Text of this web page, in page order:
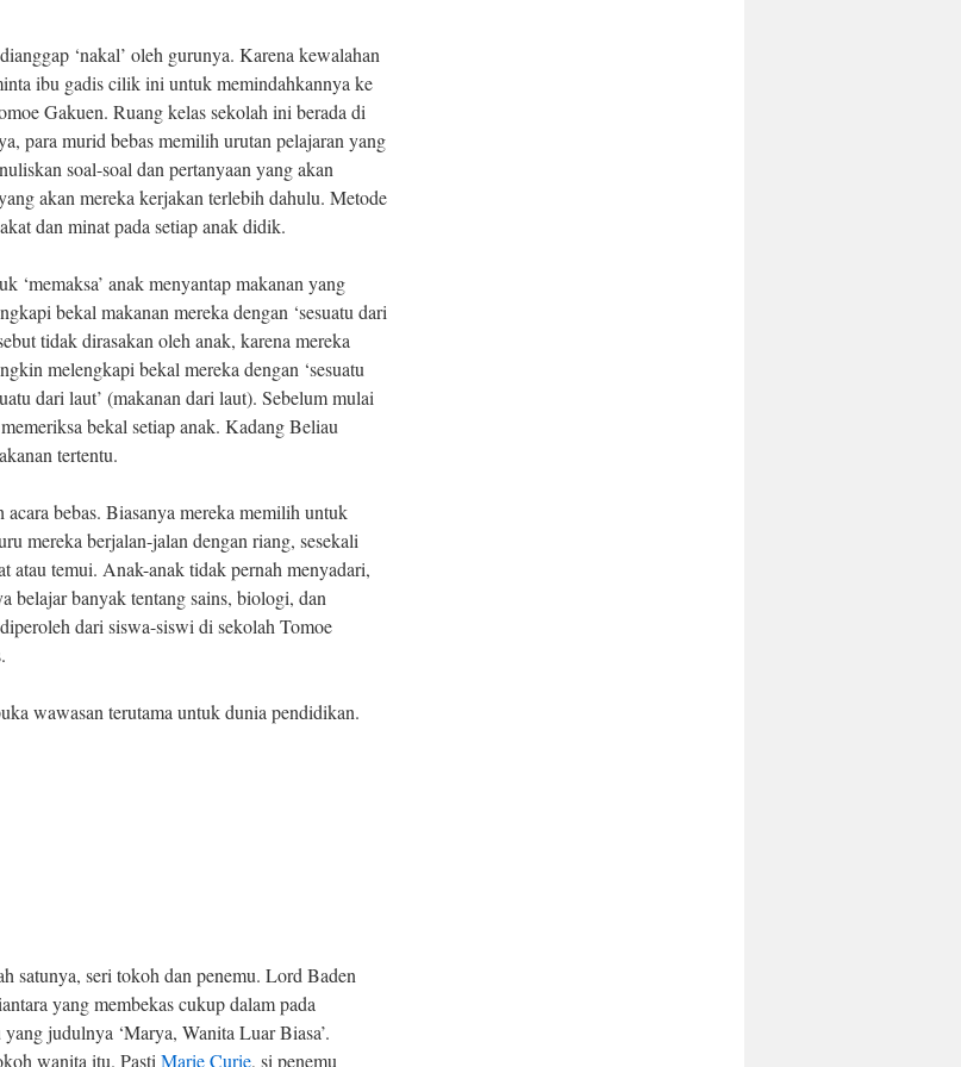
‘nakal’ oleh gurunya. Karena kewalahan
ibu gadis cilik ini untuk memindahkannya ke
Gakuen. Ruang kelas sekolah ini berada di
para murid bebas memilih urutan pelajaran yang
soal-soal dan pertanyaan yang akan
akan mereka kerjakan terlebih dahulu. Metode
dan minat pada setiap anak didik.
‘memaksa’ anak menyantap makanan yang
bekal makanan mereka dengan ‘sesuatu dari
tidak dirasakan oleh anak, karena mereka
melengkapi bekal mereka dengan ‘sesuatu
dari laut’ (makanan dari laut). Sebelum mulai
bekal setiap anak. Kadang Beliau
tertentu.
bebas. Biasanya mereka memilih untuk
mereka berjalan-jalan dengan riang, sesekali
atau temui. Anak-anak tidak pernah menyadari,
belajar banyak tentang sains, biologi, dan
dari siswa-siswi di sekolah Tomoe
wawasan terutama untuk dunia pendidikan.
satunya, seri tokoh dan penemu. Lord Baden
yang membekas cukup dalam pada
judulnya ‘Marya, Wanita Luar Biasa’.
wanita itu. Pasti Marie Curie, si penemu